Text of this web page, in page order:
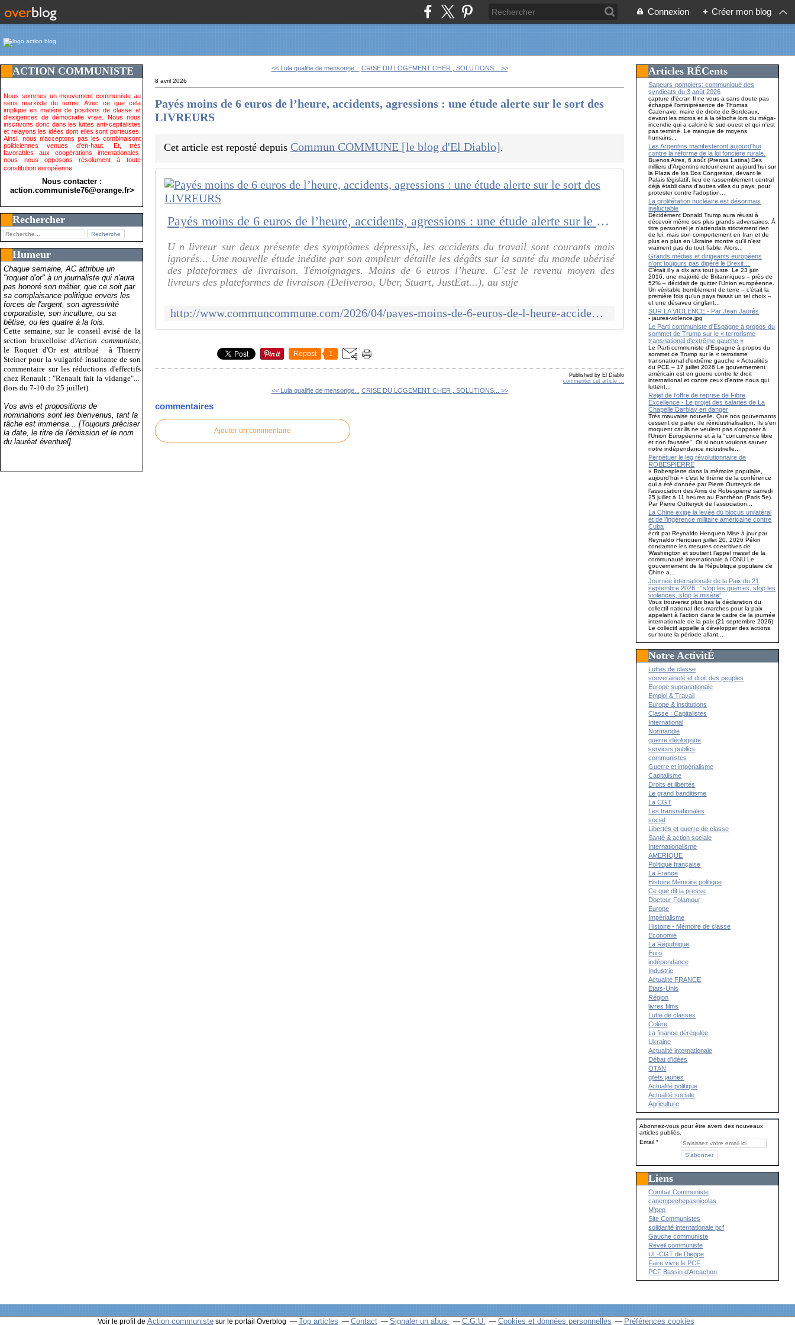
Connexion + Créer mon blog
ACTION COMMUNISTE
Nous sommes un mouvement communiste au
sens marxiste du terme. Avec ce que cela
implique en matière de positions de classe et
d'exigences de démocratie vraie. Nous nous
inscrivons donc dans les luttes anti-capitalistes
et relayons les idées dont elles sont porteuses.
Ainsi, nous n'acceptons pas les combinaisont
politiciennes venues d'en-haut. Et, très
favorables aux coopérations internationales,
nous nous opposons résolument à toute
constitution européenne.
Nous contacter :
action.communiste76@orange.fr>
Rechercher
Humeur
Chaque semaine, AC attribue un
"roquet d'or" à un journaliste qui n'aura
pas honoré son métier, que ce soit par
sa complaisance politique envers les
forces de l'argent, son agressivité
corporatiste, son inculture, ou sa
bêtise, ou les quatre à la fois.
Cette semaine, sur le conseil avisé de la
section bruxelloise d'Action communiste,
le Roquet d'Or est attribué
à Thierry
Steiner pour la vulgarité insultante de son
commentaire sur les réductions d'effectifs
chez Renault : "Renault fait la vidange"...
(lors du 7-10 du 25 juillet).
Vos avis et propositions de
nominations sont les bienvenus, tant la
tâche est immense... [Toujours préciser
la date, le titre de l'émission et le nom
du lauréat éventuel].
<< Lula qualifie de mensonge... CRISE DU LOGEMENT CHER , SOLUTIONS... >>
8 avril 2026
Payés moins de 6 euros de l’heure, accidents, agressions : une étude alerte sur le sort des
LIVREURS
Cet article est reposté depuisCommun COMMUNE [le blog d'El Diablo].
Payés moins de 6 euros de l’heure, accidents, agressions : une étude alerte sur le sort des LIVREURS
U n livreur sur deux présente des symptômes dépressifs, les accidents du travail sont courants mais
ignorés... Une nouvelle étude inédite par son ampleur détaille les dégâts sur la santé du monde ubérisé
des plateformes de livraison. Témoignages. Moins de 6 euros l’heure. C’est le revenu moyen des
livreurs des plateformes de livraison (Deliveroo, Uber, Stuart, JustEat...), au suje
http://www.communcommune.com/2026/04/payes-moins-de-6-euros-de-l-heure-accidents-agressions-une-etude-alerte-sur-le-sort-des-livreurs.html
Repost 1
Published by El Diablo
commenter cet article …
<< Lula qualifie de mensonge... CRISE DU LOGEMENT CHER , SOLUTIONS... >>
commentaires
Ajouter un commentaire
Articles RÉCents
Sapeurs-pompiers; communiqué des
syndicats du 3 août 2026
capture d'écran Il ne vous a sans doute pas
échappé l'omniprésence de Thomas
Cazenave, maire de droite de Bordeaux,
devant les micros et à la téloche lors du méga-
incendie qui a calciné le sud-ouest et qui n'est
pas terminé. Le manque de moyens
humains...
Les Argentins manifesteront aujourd'hui
contre la réforme de la loi foncière rurale.
Buenos Aires, 6 août (Prensa Latina) Des
milliers d'Argentins retourneront aujourd'hui sur
la Plaza de los Dos Congresos, devant le
Palais législatif, lieu de rassemblement central
déjà établi dans d'autres villes du pays, pour
protester contre l'adoption...
La prolifération nucléaire est désormais
inéluctable
Décidément Donald Trump aura réussi à
décevoir même ses plus grands adversaires. À
titre personnel je n'attendais strictement rien
de lui, mais son comportement en Iran et de
plus en plus en Ukraine montre qu'il n'est
vraiment pas du tout fiable. Alors...
Grands médias et dirigeants européens
n’ont toujours pas digéré le Brexit…
C’était il y a dix ans tout juste. Le 23 juin
2016, une majorité de Britanniques – près de
52% – décidait de quitter l’Union européenne.
Un véritable tremblement de terre – c’était la
première fois qu’un pays faisait un tel choix –
et une désaveu cinglant...
SUR LA VIOLENCE - Par Jean Jaurès
- jaures-violence.jpg
Le Parti communiste d'Espagne à propos du
sommet de Trump sur le « terrorisme
transnational d'extrême gauche »
Le Parti communiste d'Espagne à propos du
sommet de Trump sur le « terrorisme
transnational d'extrême gauche » Actualités
du PCE – 17 juillet 2026 Le gouvernement
américain est en guerre contre le droit
international et contre ceux d'entre nous qui
luttent...
Rejet de l’offre de reprise de Fibre
Excellence - Le projet des salariés de La
Chapelle Darblay en danger
Très mauvaise nouvelle. Que nos gouvernants
cessent de parler de réindustrialisation. Ils s'en
moquent car ils ne veulent pas s'opposer à
l'Union Européenne et à la "concurrence libre
et non faussée". Or si nous voulons sauver
notre indépendance industrielle...
Perpétuer le leg révolutionnaire de
ROBESPIERRE
« Robespierre dans la mémoire populaire,
aujourd’hui » c’est le thème de la conférence
qui a été donnée par Pierre Outteryck de
l’association des Amis de Robespierre samedi
25 juillet à 11 heures au Panthéon (Paris 5e).
Par Pierre Outteryck de l’association...
La Chine exige la levée du blocus unilatéral
et de l’ingérence militaire américaine contre
Cuba
écrit par Reynaldo Henquen Mise à jour par
Reynaldo Henquen juillet 20, 2026 Pékin
condamne les mesures coercitives de
Washington et soutient l’appel massif de la
communauté internationale à l’ONU Le
gouvernement de la République populaire de
Chine a...
Journée internationale de la Paix du 21
septembre 2026 : “stop les guerres, stop les
violences, stop la misère”
Vous trouverez plus bas la déclaration du
collectif national des marches pour la paix
appelant à l'action dans le cadre de la journée
internationale de la paix (21 septembre 2026).
Le collectif appelle à développer des actions
sur toute la période allant...
Notre ActivitÉ
Luttes de classe
souveraineté et droit des peuples
Europe supranationale
Emploi & Travail
Europe & institutions
Classe : Capitalistes
International
Normandie
guerre idéologique
services publics
communistes
Guerre et impérialisme
Capitalisme
Droits et libertés
Le grand banditisme
La CGT
Les transnationales
social
Libertés et guerre de classe
Santé & action sociale
Internationalisme
AMERIQUE
Politique française
La France
Histoire Mémoire politique
Ce que dit la presse
Docteur Folamour
Europe
Impérialisme
Histoire - Mémoire de classe
Economie
La République
Euro
indépendance
Industrie
Actualité FRANCE
Etats-Unis
Région
livres films
Lutte de classes
Colère
La finance dérégulée
Ukraine
Actualité internationale
Débat d'idées
OTAN
gilets jaunes
Actualité politique
Actualité sociale
Agriculture
Abonnez-vous pour être averti des nouveaux
articles publiés.
Email
Liens
Combat Communiste
canempechepasnicolas
M'pep
Site Communistes
solidarité internationale pcf
Gauche communiste
Réveil communiste
UL-CGT de Dieppe
Faire vivre le PCF
PCF Bassin d'Arcachon
Voir le profil de Action communistesur le portail Overblog Top articles Contact Signaler un abus C.G.U. Cookies et données personnelles Préférences cookies